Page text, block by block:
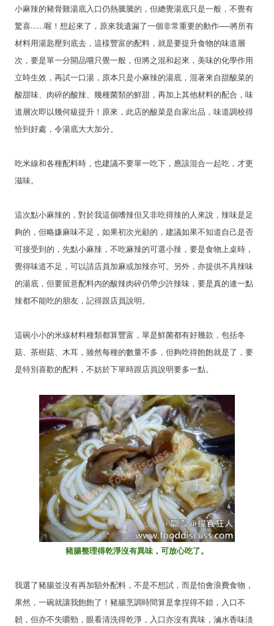
小麻辣的豬骨雞湯底入口仍熱騰騰的，但總覺湯底只是一般，不覺有
驚喜……喔！想起來了，原來我遺漏了一個非常重要的動作──將所有
材料用湯匙壓到底去，這樣豐富的配料，就是要提升食物的味道層
次，要是單一分開品嚐只覺一般，但將之混和起來，美味的化學作用
立時生效，再試一口湯，原本只是小麻辣的湯底，混著來自甜酸菜的
酸甜味、肉碎的酸辣、幾種菌類的鮮甜，再加上其他材料的配合，味
道層次即以幾何級提升！原來，此店的酸菜是自家出品，味道調校得
恰到好處，令湯底大大加分。
吃米線和各種配料時，也建議不要單一吃下，應該混合一起吃，才更
滋味。
這次點小麻辣的，對於我這個嗜辣但又非吃得辣的人來說，辣味是足
夠的，但略嫌麻味不足，如果初次光顧的，建議如果不知道自己是否
可接受到的，先點小麻辣，不吃麻辣的可選小辣，要是食物上桌時，
覺得味道不足，可以請店員加麻或加辣亦可。另外，亦提供不具辣味
的湯底，但要留意配料內的酸辣肉碎仍帶少許辣味，要是真的連一點
辣都不能吃的朋友，記得跟店員說明。
這碗小小的米線材料種類都算豐富，單是鮮菌都有好幾款，包括冬
菇、茶樹菇、木耳，雖然每種的數量不多，但夠吃得飽飽就是了，要
是特別喜歡的配料，不妨於下單時跟店員說明要多一點。
豬腸整理得乾淨沒有異味，可放心吃了。
我選了豬腸並沒有再加額外配料，不是不想試，而是怕會浪費食物，
果然，一碗就讓我飽飽了！豬腸烹調時間算是拿捏得不錯，入口不
韌，但亦不失嚼勁，眼看清洗得乾淨，入口亦沒有異味，滷水香味淡